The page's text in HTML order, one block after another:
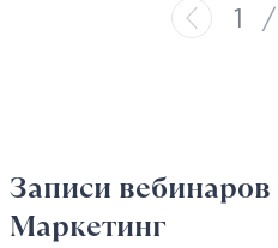
1 /
Записи вебинаров
Маркетинг